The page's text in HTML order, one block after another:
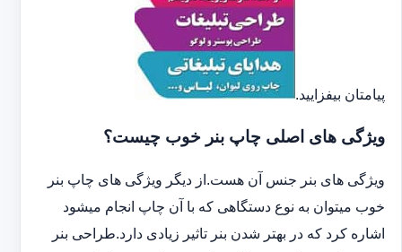
پیامتان بیفزایید.
ویژگی های اصلی چاپ بنر خوب چیست؟
ویژگی های بنر جنس آن هست.از دیگر ویژگی های چاپ بنر
خوب میتوان به نوع دستگاهی که با آن چاپ انجام میشود
اشاره کرد که در بهتر شدن بنر تاثیر زیادی دارد.طراحی بنر